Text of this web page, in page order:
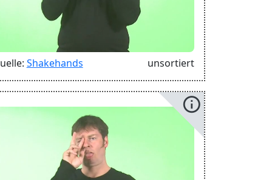
Shakehands unsortiert
info